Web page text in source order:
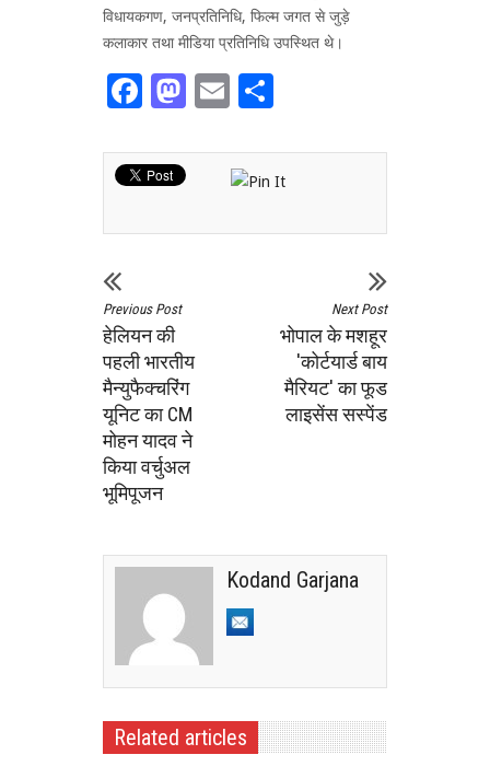
विधायकगण, जनप्रतिनिधि, फिल्म जगत से जुड़े
कलाकार तथा मीडिया प्रतिनिधि उपस्थित थे।
Facebook
Mastodon
Email
Previous Post
हेलियन की
पहली भारतीय
मैन्युफैक्चरिंग
यूनिट का CM
मोहन यादव ने
किया वर्चुअल
भूमिपूजन
Next Post
भोपाल के मशहूर
'कोर्टयार्ड बाय
मैरियट' का फूड
लाइसेंस सस्पेंड
Kodand Garjana
Related articles